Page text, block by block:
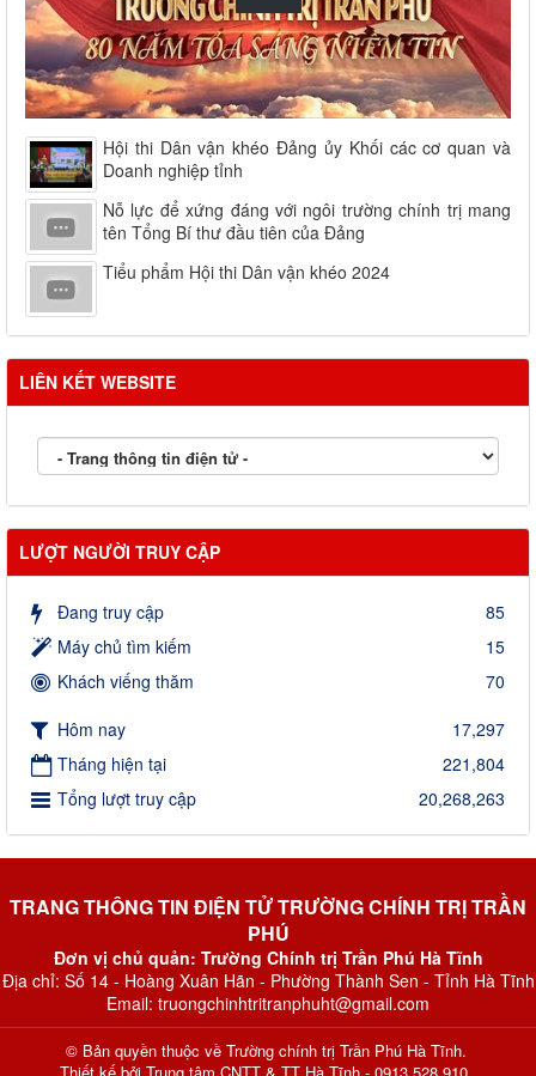
Hội thi Dân vận khéo Đảng ủy Khối các cơ quan và
Doanh nghiệp tỉnh
Nỗ lực để xứng đáng với ngôi trường chính trị mang
tên Tổng Bí thư đầu tiên của Đảng
Tiểu phẩm Hội thi Dân vận khéo 2024
LIÊN KẾT WEBSITE
LƯỢT NGƯỜI TRUY CẬP
Đang truy cập
85
Máy chủ tìm kiếm
15
Khách viếng thăm
70
Hôm nay
17,297
Tháng hiện tại
221,804
Tổng lượt truy cập
20,268,263
TRANG THÔNG TIN ĐIỆN TỬ TRƯỜNG CHÍNH TRỊ TRẦN
PHÚ
Đơn vị chủ quản: Trường Chính trị Trần Phú Hà Tĩnh
Địa chỉ: Số 14 - Hoàng Xuân Hãn - Phường Thành Sen - Tỉnh Hà Tĩnh
Email: truongchinhtritranphuht@gmail.com
© Bản quyền thuộc về Trường chính trị Trần Phú Hà Tĩnh.